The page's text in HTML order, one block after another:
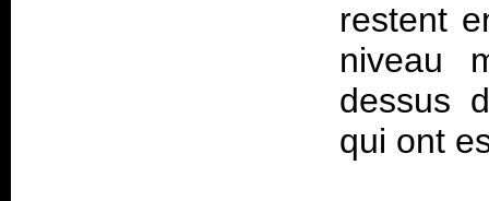
restent
niveau
dessus
qui ont